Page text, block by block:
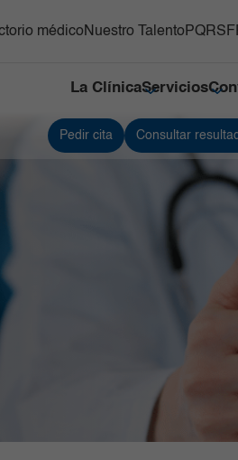
médicoNuestro Talento PQRSF
La ClínicaServicios
Nuclear e Imágenes
e Imágenes Diagnósticas
Pedir cita Consultar